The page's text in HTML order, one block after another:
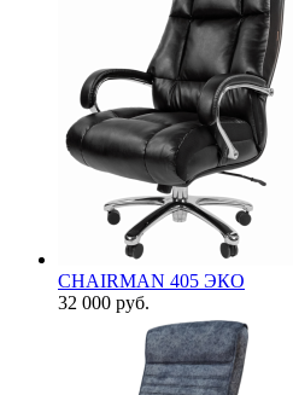
CHAIRMAN 405 ЭКО
32 000 руб.